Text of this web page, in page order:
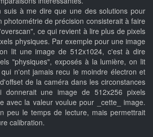
suis à me dire que une des solutions pour
photométrie de précision consisterait à faire
ce qui revient à lire plus de pixels
physiques. Par exemple pour une image
lit une image de 512x1024, c'est à dire
"physiques", exposés à la lumière, on lit
n'ont jamais recu le moindre électron et
de la caméra dans les circonstances
une image de 512x256 pixels
avec la valeur voulue pour _cette_ image.
peu le temps de lecture, mais permettrait
calibration.